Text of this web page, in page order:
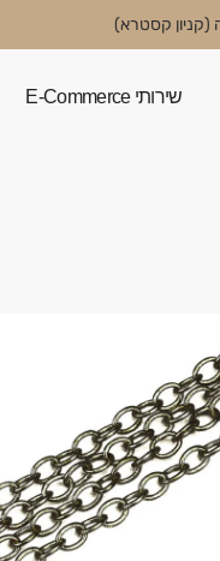
שירותי E-Commerce